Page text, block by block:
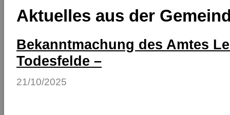
Aktuelles aus der
Bekanntmachung des Amtes
Todesfelde –
21/10/2025